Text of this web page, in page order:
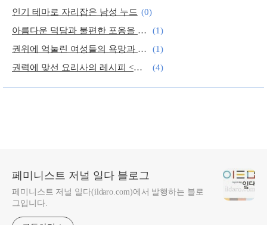
인기 테마로 자리잡은 남성 누드 (0)
아름다운 덕담과 불편한 포옹을 하는 그곳
(1)
권위에 억눌린 여성들의 욕망과 애증
(1)
권력에 맞선 요리사의 레시피 <비밀의 요리책>
(4)
세상이 붙여준 이름으로부터의 탈출: 두 개의 음악법
(4)
페미니스트 저널 일다 블로그
페미니스트 저널 일다(ildaro.com)에서 발행하는 블로
그입니다.